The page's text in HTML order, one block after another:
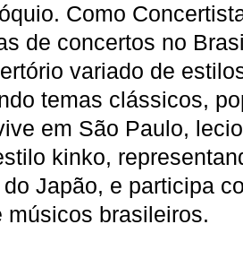
Como
de concertos no
variado de
temas clássicos,
em São Paulo,
kinko,
Japão, e participa
músicos brasileiros.